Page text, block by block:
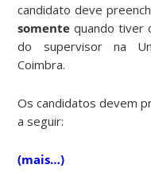
candidato deve
somente quando tiver
do supervisor na
Coimbra.
Os candidatos devem
a seguir:
(mais…)